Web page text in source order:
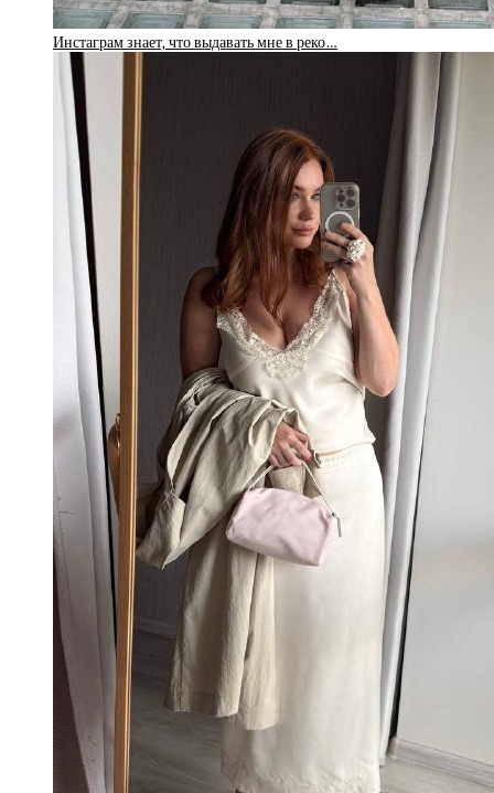
Инстаграм знает, что выдавать мне в реко…